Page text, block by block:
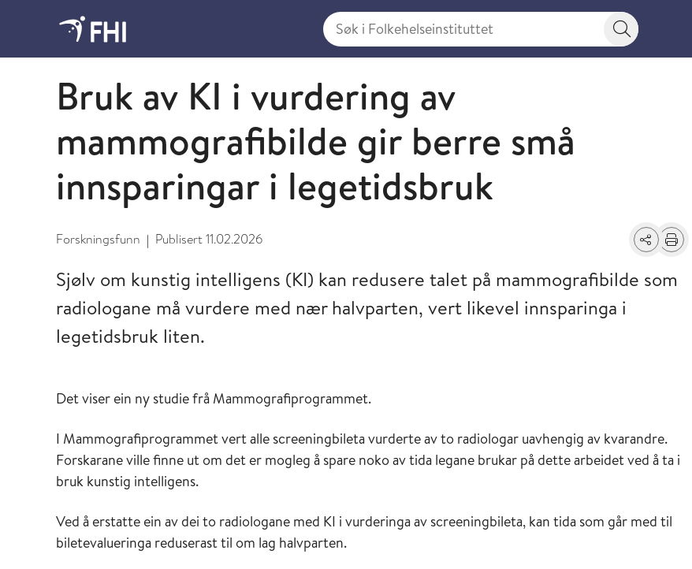
Søk i Folkehelseinstituttet
Søkeknapp
2026 - nyheter fra FHI
Bruk av KI i vurdering av
mammografibilde gir berre små
innsparingar i legetidsbruk
Forskningsfunn | Publisert11.02.2026 Del Skriv ut
Sjølv om kunstig intelligens (KI) kan redusere talet på mammografibilde som
radiologane må vurdere med nær halvparten, vert likevel innsparinga i
legetidsbruk liten.
Det viser ein ny studie frå Mammografiprogrammet.
I Mammografiprogrammet vert alle screeningbileta vurderte av to radiologar uavhengig av kvarandre.
Forskarane ville finne ut om det er mogleg å spare noko av tida legane brukar på dette arbeidet ved å ta i
bruk kunstig intelligens.
Ved å erstatte ein av dei to radiologane med KI i vurderinga av screeningbileta, kan tida som går med til
biletevalueringa reduserast til om lag halvparten.